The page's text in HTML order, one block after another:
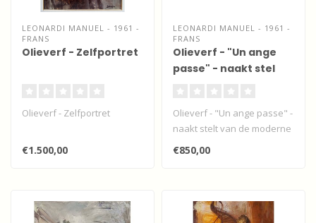
LEONARDI MANUEL - 1961 -
FRANS
Olieverf - Zelfportret
Olieverf - Zelfportret
€1.500,00
LEONARDI MANUEL - 1961 -
FRANS
Olieverf - "Un ange
passe" - naakt stel
Olieverf - "Un ange passe" -
naakt stelt van de moderne
Franse impressionist Man..
€850,00